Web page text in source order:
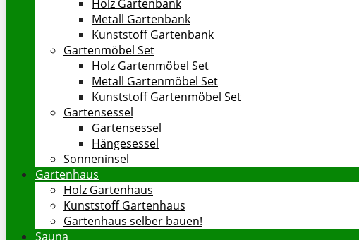
Holz Gartenbank
Metall Gartenbank
Kunststoff Gartenbank
Gartenmöbel Set
Holz Gartenmöbel Set
Metall Gartenmöbel Set
Kunststoff Gartenmöbel Set
Gartensessel
Gartensessel
Hängesessel
Sonneninsel
Gartenhaus
Holz Gartenhaus
Kunststoff Gartenhaus
Gartenhaus selber bauen!
Sauna